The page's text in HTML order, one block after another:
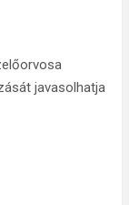
javasolhatja